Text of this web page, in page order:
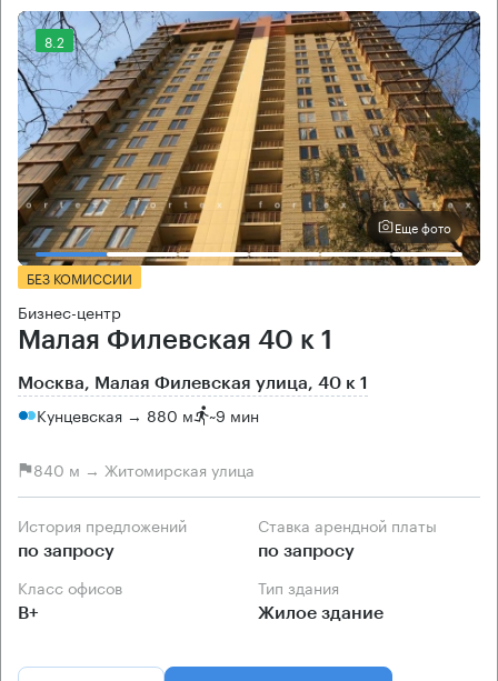
8.2
Еще фото
БЕЗ КОМИССИИ
Бизнес-центр
Малая Филевская 40 к 1
Москва, Малая Филевская улица, 40 к 1
Кунцевская → 880 м ~9 мин
840 м → Житомирская улица
История предложений
по запросу
Ставка арендной платы
по запросу
Класс офисов
B+
Тип здания
Жилое здание